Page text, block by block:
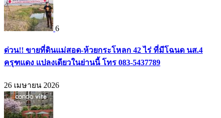
6
ด่วน!! ขายที่ดินแม่สอด-ห้วยกระโหลก 42 ไร่ ที่มีโฉนด นส.4
ครุฑแดง แปลงเดียวในย่านนี้ โทร 083-5437789
26 เมษายน 2026